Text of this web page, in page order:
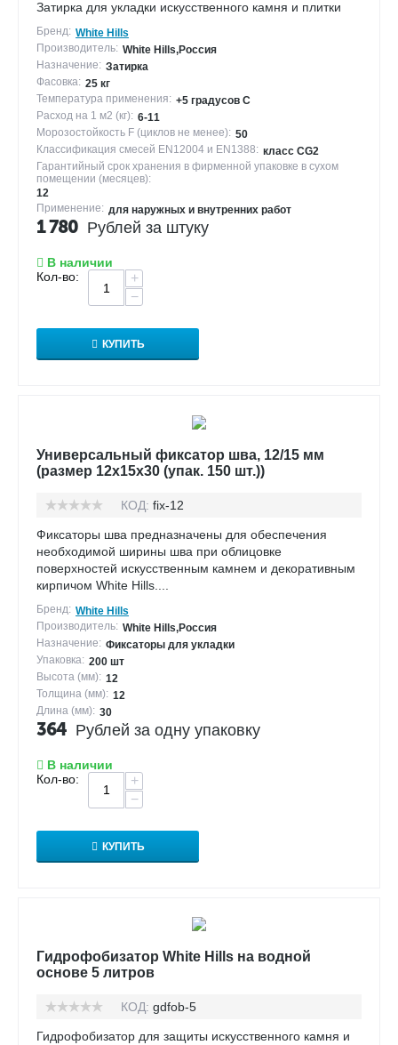
Затирка для укладки искусственного камня и плитки
Бренд: White Hills
Производитель: White Hills,Россия
Назначение: Затирка
Фасовка: 25 кг
Температура применения: +5 градусов С
Расход на 1 м2 (кг): 6-11
Морозостойкость F (циклов не менее): 50
Классификация смесей EN12004 и EN1388: класс CG2
Гарантийный срок хранения в фирменной упаковке в сухом
помещении (месяцев):
12
Применение: для наружных и внутренних работ
1 780 Рублей за штуку
В наличии
Кол-во:
+
−
КУПИТЬ
Универсальный фиксатор шва, 12/15 мм
(размер 12х15х30 (упак. 150 шт.))
КОД: fix-12
Фиксаторы шва предназначены для обеспечения
необходимой ширины шва при облицовке
поверхностей искусственным камнем и декоративным
кирпичом White Hills....
Бренд: White Hills
Производитель: White Hills,Россия
Назначение: Фиксаторы для укладки
Упаковка: 200 шт
Высота (мм): 12
Толщина (мм): 12
Длина (мм): 30
364 Рублей за одну упаковку
В наличии
Кол-во:
+
−
КУПИТЬ
Гидрофобизатор White Hills на водной
основе 5 литров
КОД: gdfob-5
Гидрофобизатор для защиты искусственного камня и